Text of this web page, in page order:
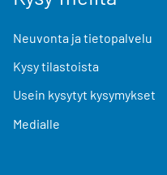
Neuvonta ja tietopalvelu
Kysy tilastoista
Usein kysytyt kysymykset
Medialle